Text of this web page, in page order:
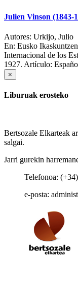
Julien Vinson (1843-
Autores: Urkijo, Julio
En: Eusko
Internacional de los
1927. Artículo:
×
Liburuak erosteko
Bertsozale Elkarteak
salgai.
Jarri gurekin
Telefonoa:
e-posta: